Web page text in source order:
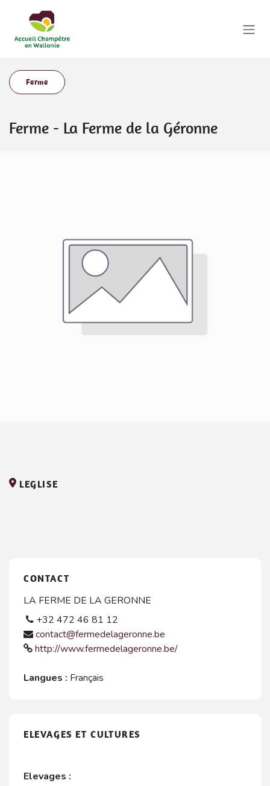
Ferme
Ferme - La Ferme de la Géronne
LEGLISE
CONTACT
LA FERME DE LA GERONNE
+32 472 46 81 12
contact@fermedelageronne.be
http://www.fermedelageronne.be/
Langues : Français
ELEVAGES ET CULTURES
Elevages :